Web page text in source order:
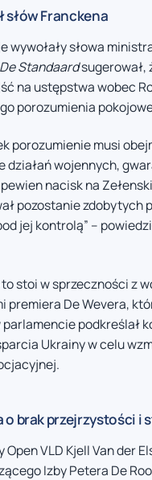
słów Franckena
wywołały słowa
De Standaardsugerował,
na ustępstwa wobec
porozumienia
porozumienie musi
działań wojennych,
nacisk na
pozostanie zdobytych
jej kontrolą” –
stoi w sprzeczności z
premiera De Wevera,
podkreślał
Ukrainy w celu
o brak przejrzystości i
Open VLD Kjell Van der
Izby Petera De